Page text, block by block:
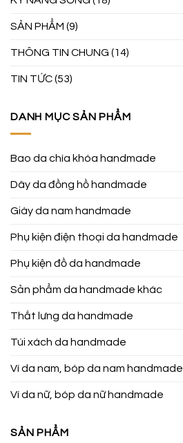
SẢN PHẨM (9)
THÔNG TIN CHUNG (14)
TIN TỨC(53)
DANH MỤC SẢN PHẨM
Bao da chìa khóa handmade
Dây da đồng hồ handmade
Giày da nam handmade
Phụ kiện điện thoại da handmade
Phụ kiện đồ da handmade
Sản phẩm da handmade khác
Thắt lưng da handmade
Túi xách da handmade
Ví da nam, bóp da nam handmade
Ví da nữ, bóp da nữ handmade
SẢN PHẨM